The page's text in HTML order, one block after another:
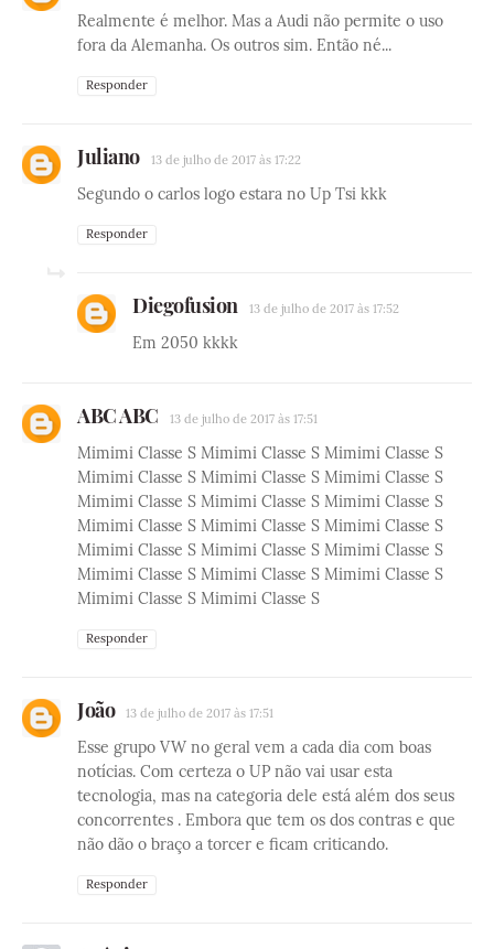
Realmente é melhor. Mas a Audi não permite o uso
fora da Alemanha. Os outros sim. Então né...
Responder
Juliano 13 de julho de 2017 às 17:22
Segundo o carlos logo estara no Up Tsi kkk
Responder
Diegofusion 13 de julho de 2017 às 17:52
Em 2050 kkkk
ABC ABC 13 de julho de 2017 às 17:51
Mimimi Classe S Mimimi Classe S Mimimi Classe S
Mimimi Classe S Mimimi Classe S Mimimi Classe S
Mimimi Classe S Mimimi Classe S Mimimi Classe S
Mimimi Classe S Mimimi Classe S Mimimi Classe S
Mimimi Classe S Mimimi Classe S Mimimi Classe S
Mimimi Classe S Mimimi Classe S Mimimi Classe S
Mimimi Classe S Mimimi Classe S
Responder
João 13 de julho de 2017 às 17:51
Esse grupo VW no geral vem a cada dia com boas
notícias. Com certeza o UP não vai usar esta
tecnologia, mas na categoria dele está além dos seus
concorrentes . Embora que tem os dos contras e que
não dão o braço a torcer e ficam criticando.
Responder